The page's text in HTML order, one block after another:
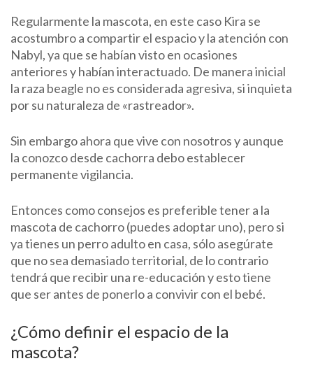
Regularmente la mascota, en este caso Kira se
acostumbro a compartir el espacio y la atención con
Nabyl, ya que se habían visto en ocasiones
anteriores y habían interactuado. De manera inicial
la raza beagle no es considerada agresiva, si inquieta
por su naturaleza de «rastreador».
Sin embargo ahora que vive con nosotros y aunque
la conozco desde cachorra debo establecer
permanente vigilancia.
Entonces como consejos es preferible tener a la
mascota de cachorro (puedes adoptar uno), pero si
ya tienes un perro adulto en casa, sólo asegúrate
que no sea demasiado territorial, de lo contrario
tendrá que recibir una re-educación y esto tiene
que ser antes de ponerlo a convivir con el bebé.
¿Cómo definir el espacio de la
mascota?